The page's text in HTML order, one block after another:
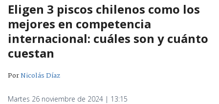
Eligen 3 piscos chilenos como los
mejores en competencia
internacional: cuáles son y cuánto
cuestan
PorNicolás Díaz
Martes 26 noviembre de 2024 | 13:15